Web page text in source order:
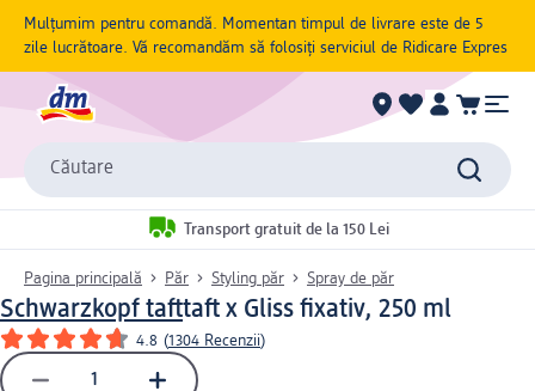
Mulțumim pentru comandă. Momentan timpul de livrare este de 5
zile lucrătoare. Vă recomandăm să folosiți serviciul de Ridicare Expres
Căutare
Transport gratuit de la 150 Lei
Pagina principală Păr Styling păr Spray de păr
Schwarzkopf tafttaft x Gliss fixativ, 250 ml
4.8 (1304 Recenzii)